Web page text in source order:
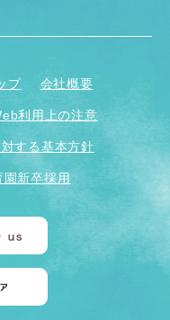
プ 会社概要
利用上の注意
する基本方針
園新卒採用